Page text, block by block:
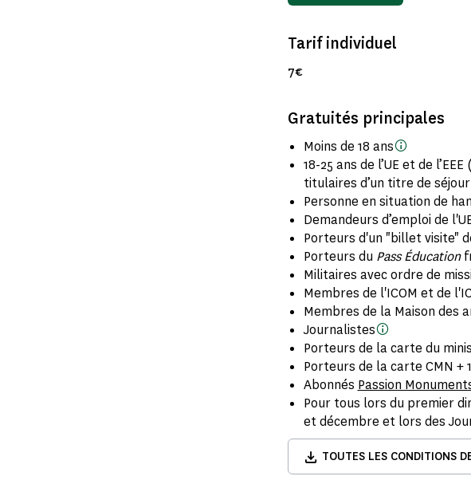
Tarif individuel
7€
Gratuités principales
Moins de 18 ans
18-25 ans de l’UE et de
titulaires d’un titre de
Personne en situation de
Demandeurs d’emploi de
Porteurs d'un "billet visite"
Porteurs du Pass Éducation
Militaires avec ordre de
Membres de l'ICOM et de
Membres de la Maison des
Journalistes
Porteurs de la carte du
Porteurs de la carte CMN +
Abonnés Passion
Pour tous lors du premier
et décembre et lors des
TOUTES LES CONDITIONS